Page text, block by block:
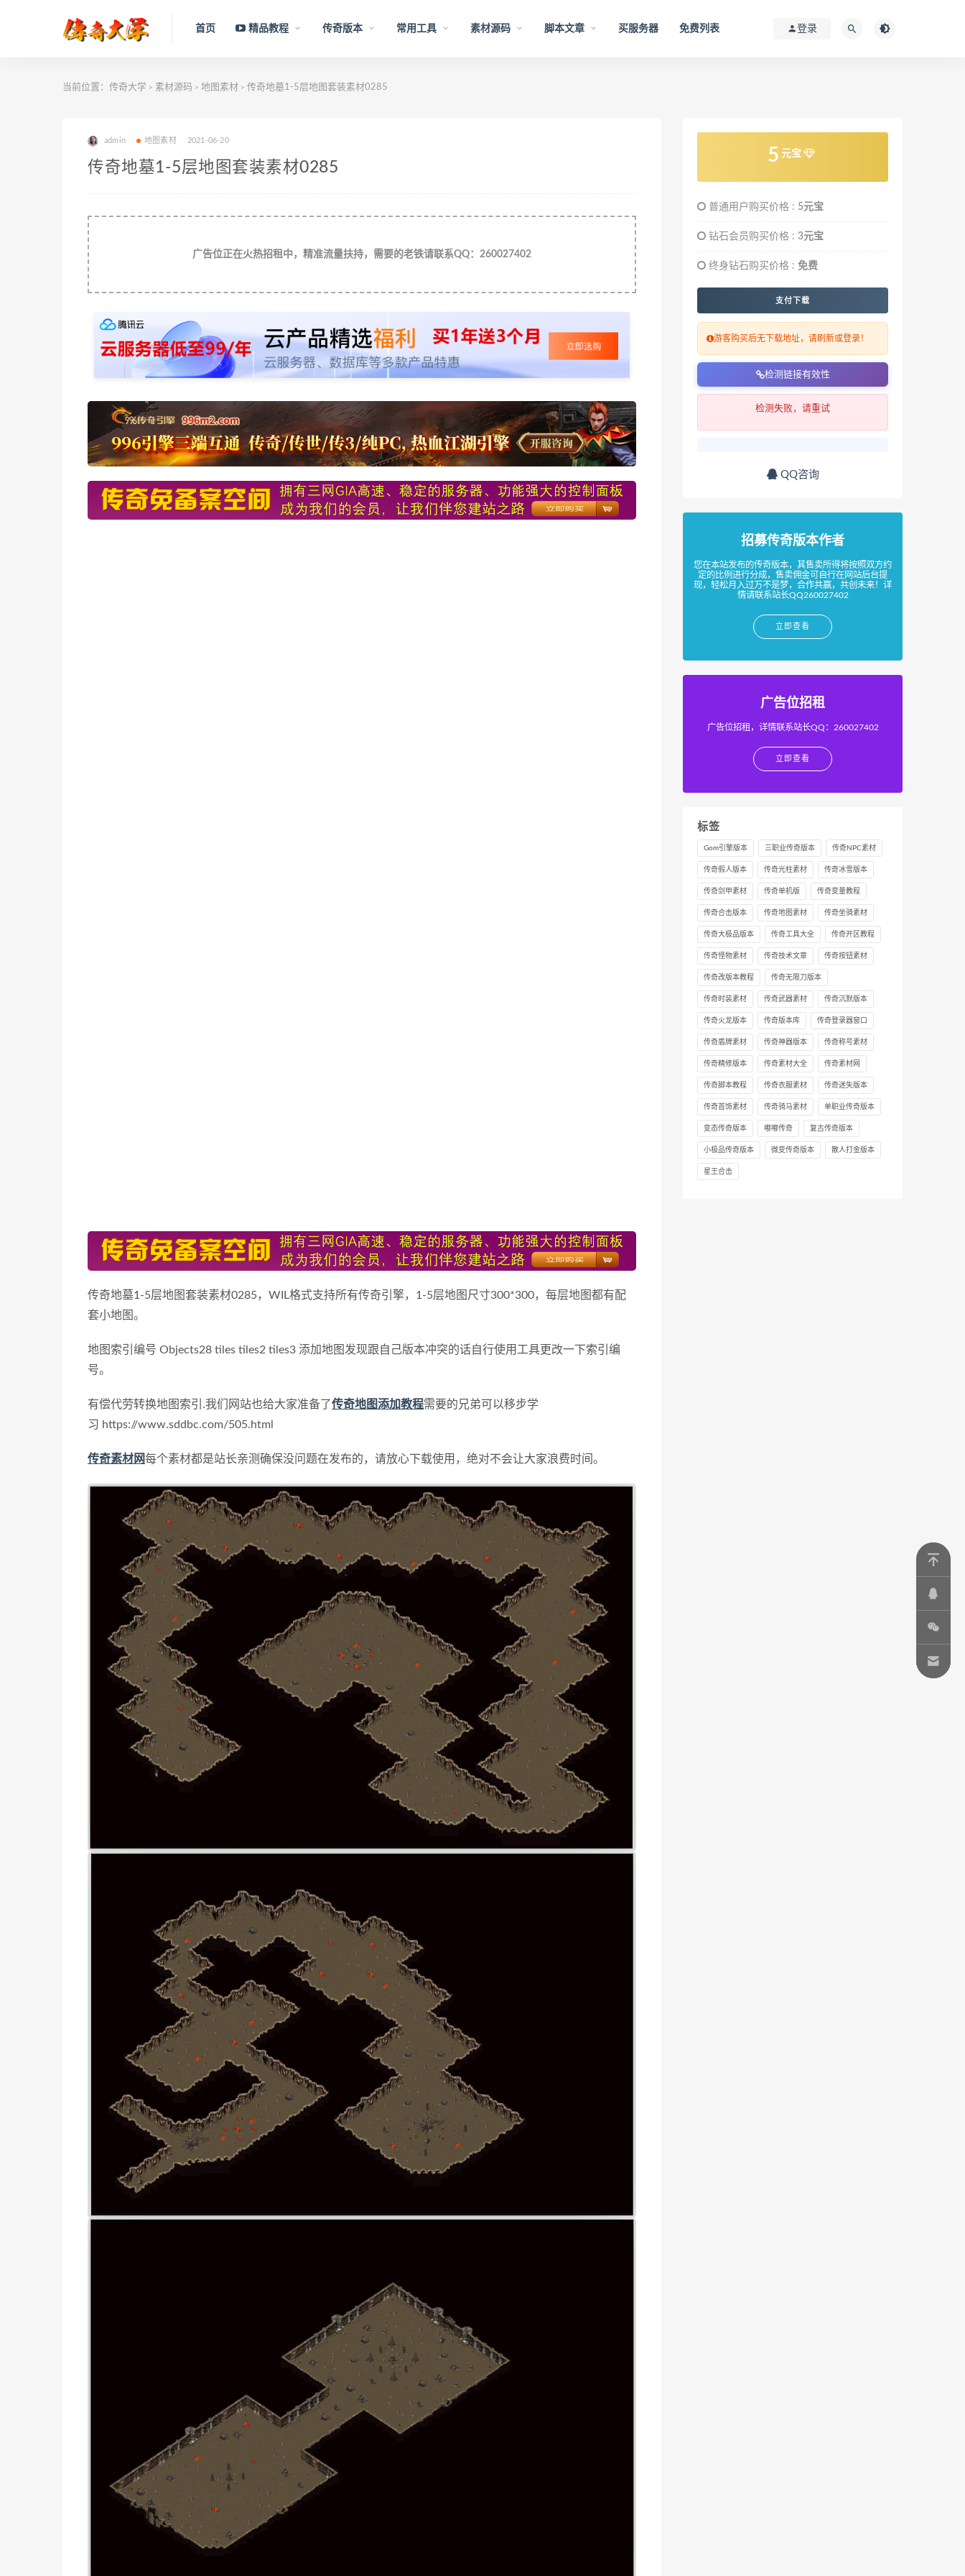
首页 精品教程 传奇版本 常用工具 素材源码 脚本文章 买服务器 免费列表 登录
当前位置： 传奇大学 > 素材源码 > 地图素材 > 传奇地墓1-5层地图套装素材0285
admin 地图素材 2021-06-20
传奇地墓1-5层地图套装素材0285
广告位正在火热招租中，精准流量扶持，需要的老铁请联系QQ：260027402
传奇地墓1-5层地图套装素材0285，WIL格式支持所有传奇引擎，1-5层地图尺寸300*300， 每层地图都有配
套小地图。
地图索引编号 Objects28 tiles tiles2 tiles3 添加地图发现跟自己版本冲突的话自行使用工具更改一下索引编
号。
有偿代劳转换地图索引.我们网站也给大家准备了传奇地图添加教程需要的兄弟可以移步学
习 https://www.sddbc.com/505.html
传奇素材网每个素材都是站长亲测确保没问题在发布的，请放心下载使用，绝对不会让大家浪费时间。
5 元宝
普通用户购买价格 : 5元宝
钻石会员购买价格 : 3元宝
终身钻石购买价格 : 免费
支付下载
游客购买后无下载地址，请刷新或登录！
检测链接有效性
检测失败，请重试
QQ咨询
招募传奇版本作者
您在本站发布的传奇版本，其售卖所得将按照双方约
定的比例进行分成，售卖佣金可自行在网站后台提
现，轻松月入过万不是梦，合作共赢，共创未来！详
情请联系站长QQ260027402
立即查看
广告位招租
广告位招租，详情联系站长QQ：260027402
立即查看
标签
Gom引擎版本 三职业传奇版本 传奇NPC素材
传奇假人版本 传奇光柱素材 传奇冰雪版本
传奇剑甲素材 传奇单机版 传奇变量教程
传奇合击版本 传奇地图素材 传奇坐骑素材
传奇大极品版本 传奇工具大全 传奇开区教程
传奇怪物素材 传奇技术文章 传奇按钮素材
传奇改版本教程 传奇无限刀版本
传奇时装素材 传奇武器素材 传奇沉默版本
传奇火龙版本 传奇版本库 传奇登录器窗口
传奇盾牌素材 传奇神器版本 传奇称号素材
传奇精修版本 传奇素材大全 传奇素材网
传奇脚本教程 传奇衣服素材 传奇迷失版本
传奇首饰素材 传奇骑马素材 单职业传奇版本
变态传奇版本 嘟嘟传奇 复古传奇版本
小极品传奇版本 微变传奇版本 散人打金版本
星王合击